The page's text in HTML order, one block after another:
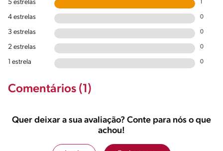
5 estrelas
4 estrelas 0
3 estrelas 0
2 estrelas 0
1 estrela 0
Comentários (1)
Quer deixar a sua avaliação? Conte para nós o que
achou!